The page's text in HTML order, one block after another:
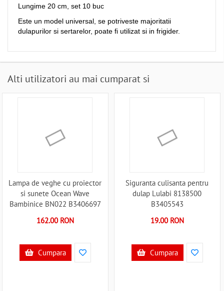
Lungime 20 cm, set 10 buc
Este un model universal, se potriveste majoritatii
dulapurilor si sertarelor, poate fi utilizat si in frigider.
Alti utilizatori au mai cumparat si
Lampa de veghe cu proiector
si sunete Ocean Wave
Bambinice BN022 B3406697
162.00 RON
Cumpara
Siguranta culisanta pentru
dulap Lulabi 8138500
B3405543
19.00 RON
Cumpara